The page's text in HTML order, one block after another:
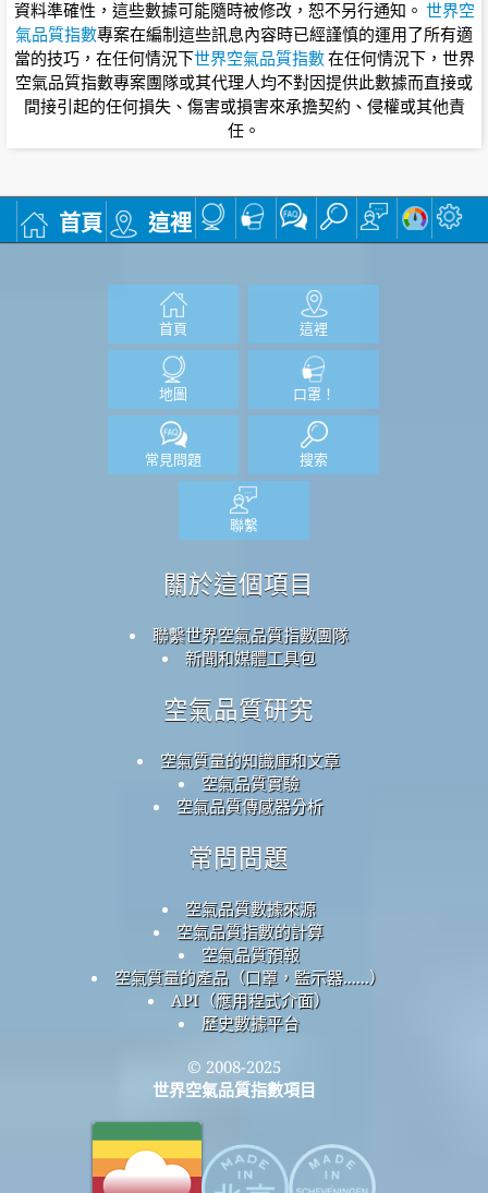
資料準確性，這些數據可能隨時被修改，恕不另行通知。 世界空
氣品質指數專案在編制這些訊息內容時已經謹慎的運用了所有適
當的技巧，在任何情況下世界空氣品質指數在任何情況下，世界
空氣品質指數專案團隊或其代理人均不對因提供此數據而直接或
間接引起的任何損失、傷害或損害來承擔契約、侵權或其他責
任。
首頁 這裡
首頁 這裡
地圖 口罩！
常見問題 搜索
聯繫
關於這個項目
聯繫世界空氣品質指數團隊
新聞和媒體工具包
空氣品質研究
空氣質量的知識庫和文章
空氣品質實驗
空氣品質傳感器分析
常問問題
空氣品質數據來源
空氣品質指數的計算
空氣品質預報
空氣質量的產品（口罩，監示器......）
API（應用程式介面）
歷史數據平台
© 2008-2025
世界空氣品質指數項目